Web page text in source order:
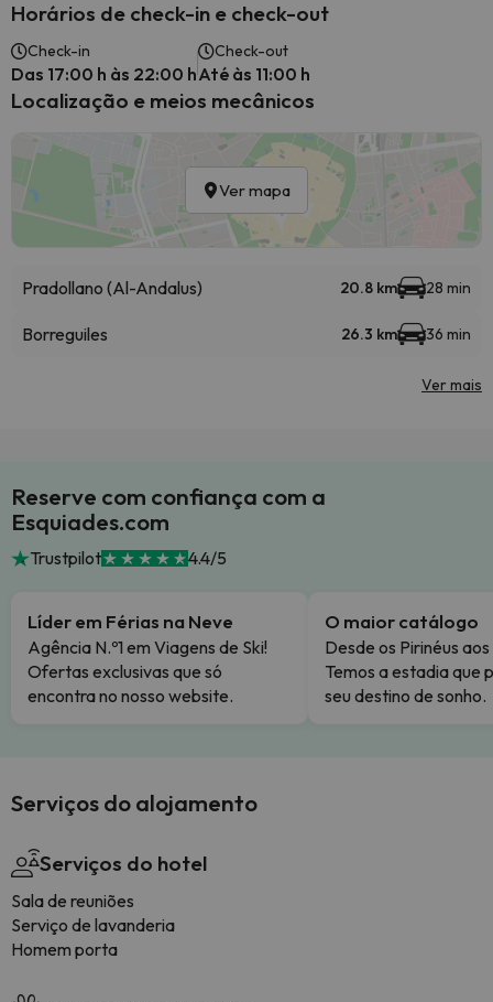
Horários de check-in e check-out
Check-in
Das 17:00 h às 22:00 h
Check-out
Até às 11:00 h
Localização e meios mecânicos
Ver mapa
Pradollano (Al-Andalus) 20.8 km 28 min
Borreguiles 26.3 km 36 min
Ver mais
Reserve com confiança com a
Esquiades.com
Trustpilot 4.4/5
Líder em Férias na Neve
Agência N.º1 em Viagens de Ski!
Ofertas exclusivas que só
encontra no nosso website.
O maior catálogo
Desde os Pirinéus
Temos a estadia que
seu destino de sonho.
Serviços do alojamento
Serviços do hotel
Sala de reuniões
Serviço de lavanderia
Homem porta